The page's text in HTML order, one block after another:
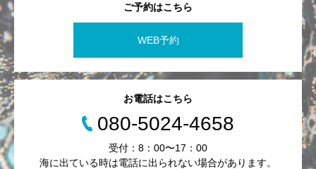
ご予約はこちら
WEB予約
お電話はこちら
080-5024-4658
受付：8：00〜17：00
海に出ている時は電話に出られない場合があります。